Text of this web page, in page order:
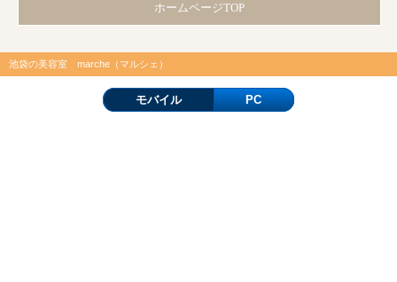
ホームページTOP
池袋の美容室 marche（マルシェ）
モバイル PC